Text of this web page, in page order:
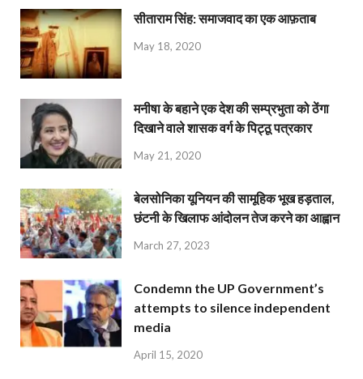
सीताराम सिंह: समाजवाद का एक आफ़ताब
May 18, 2020
मनीषा के बहाने एक देश की सम्प्रभुता को ठेंगा
दिखाने वाले शासक वर्ग के पिट्ठू पत्रकार
May 21, 2020
बेलसोनिका यूनियन की सामूहिक भूख हड़ताल,
छंटनी के खिलाफ आंदोलन तेज करने का आह्वान
March 27, 2023
Condemn the UP Government’s
attempts to silence independent
media
April 15, 2020